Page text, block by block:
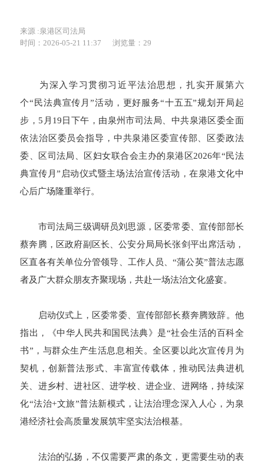
来源 :泉港区司法局
时间：2026-05-21 11:37
浏览量：29
为深入学习贯彻习近平法治思想，扎实开展第六
个“民法典宣传月”活动，更好服务“十五五”规划开局起
步，5月19日下午，由泉州市司法局、中共泉港区委全面
依法治区委员会指导，中共泉港区委宣传部、区委政法
委、区司法局、区妇女联合会主办的泉港区2026年“民法
典宣传月”启动仪式暨主场法治宣传活动，在泉港文化中
心后广场隆重举行。
市司法局三级调研员刘思源，区委常委、宣传部部长
蔡奔腾，区政府副区长、公安分局局长张剑平出席活动，
区直各有关单位分管领导、工作人员、“蒲公英”普法志愿
者及广大群众朋友齐聚现场，共赴一场法治文化盛宴。
启动仪式上，区委常委、宣传部部长蔡奔腾致辞。他
指出，《中华人民共和国民法典》是“社会生活的百科全
书”，与群众生产生活息息相关。全区要以此次宣传月为
契机，创新普法形式、丰富宣传载体，推动民法典进机
关、进乡村、进社区、进学校、进企业、进网络，持续深
化“法治+文旅”普法新模式，让法治理念深入人心，为泉
港经济社会高质量发展筑牢坚实法治根基。
法治的弘扬，不仅需要严肃的条文，更需要生动的表